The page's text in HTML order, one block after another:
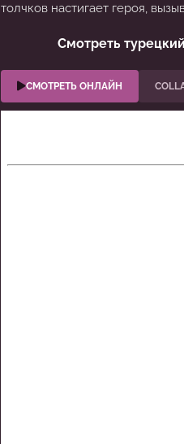
толчков настигает героя,
Смотреть
СМОТРЕТЬ ОНЛАЙН